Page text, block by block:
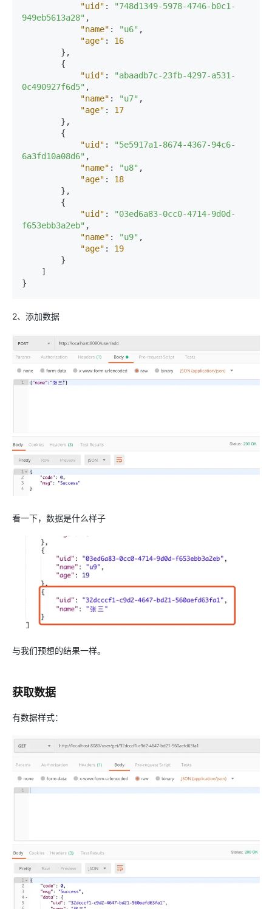
"uid" :
"748d1349-5978-4746-b0c1-
949eb5613a28" ,
"name" : "u6" ,
"age" :
16
} ,
{
"uid" :
"abaadb7c-23fb-4297-a531-
0c490927f6d5" ,
"name" : "u7" ,
"age" :
17
} ,
{
"uid" :
"5e5917a1-8674-4367-94c6-
6a3fd10a08d6" ,
"name" : "u8" ,
"age" :
18
} ,
{
"uid" :
"03ed6a83-0cc0-4714-9d0d-
f653ebb3a2eb" ,
"name" : "u9" ,
"age" :
19
}
]
}
2、添加数据
看一下，数据是什么样子
与我们预想的结果一样。
获取数据
有数据样式：